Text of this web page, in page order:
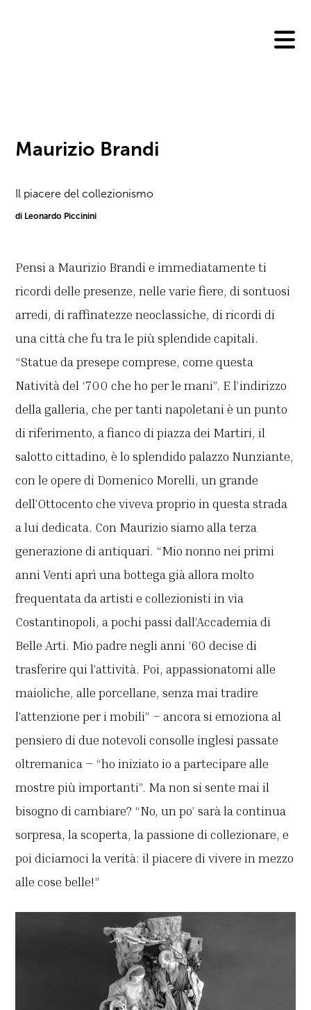
Maurizio Brandi
Il piacere del collezionismo
di Leonardo Piccinini
Pensi a Maurizio Brandi e immediatamente ti
ricordi delle presenze, nelle varie fiere, di sontuosi
arredi, di raffinatezze neoclassiche, di ricordi di
una città che fu tra le più splendide capitali.
“Statue da presepe comprese, come questa
Natività del ‘700 che ho per le mani”. E l’indirizzo
della galleria, che per tanti napoletani è un punto
di riferimento, a fianco di piazza dei Martiri, il
salotto cittadino, è lo splendido palazzo Nunziante,
con le opere di Domenico Morelli, un grande
dell’Ottocento che viveva proprio in questa strada
a lui dedicata. Con Maurizio siamo alla terza
generazione di antiquari. “Mio nonno nei primi
anni Venti aprì una bottega già allora molto
frequentata da artisti e collezionisti in via
Costantinopoli, a pochi passi dall’Accademia di
Belle Arti. Mio padre negli anni ’60 decise di
trasferire qui l’attività. Poi, appassionatomi alle
maioliche, alle porcellane, senza mai tradire
l’attenzione per i mobili” – ancora si emoziona al
pensiero di due notevoli consolle inglesi passate
oltremanica – “ho iniziato io a partecipare alle
mostre più importanti”. Ma non si sente mai il
bisogno di cambiare? “No, un po’ sarà la continua
sorpresa, la scoperta, la passione di collezionare, e
poi diciamoci la verità: il piacere di vivere in mezzo
alle cose belle!”